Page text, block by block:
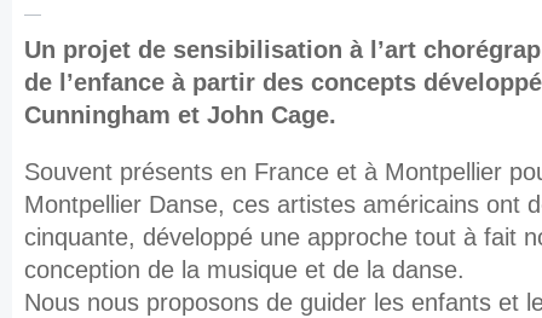
Un projet de sensibilisation à l’art
de l’enfance à partir des concepts
Cunningham et John Cage.
Souvent présents en France et à Montpellier
Montpellier Danse, ces artistes américains ont
cinquante, développé une approche tout à fait
conception de la musique et de la danse.
Nous nous proposons de guider les enfants et